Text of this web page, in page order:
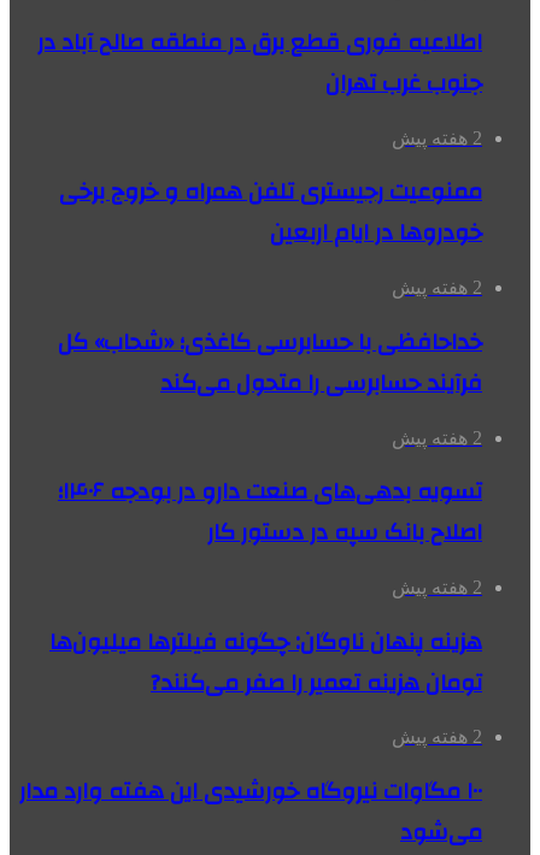
اطلاعیه فوری قطع برق در منطقه صالح آباد در
جنوب غرب تهران
2 هفته پیش
ممنوعیت رجیستری تلفن همراه و خروج برخی
خودروها در ایام اربعین
2 هفته پیش
خداحافظی با حسابرسی کاغذی؛ «شحاب» کل
فرآیند حسابرسی را متحول می‌کند
2 هفته پیش
تسویه بدهی‌های صنعت دارو در بودجه ۱۴۰۶؛
اصلاح بانک سپه در دستور کار
2 هفته پیش
هزینه پنهان ناوگان: چگونه فیلترها میلیون‌ها
تومان هزینه تعمیر را صفر می‌کنند?
2 هفته پیش
۱۰۰ مگاوات نیروگاه‌ خورشیدی این هفته وارد مدار
می‌شود